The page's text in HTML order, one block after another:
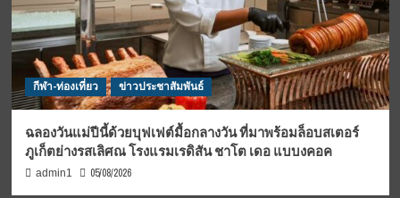
กีฬา-ท่องเที่ยว ข่าวประชาสัมพันธ์
ฉลองวันแม่ปีนี้ด้วยบุฟเฟต์มื้อกลางวัน ที่มาพร้อมล็อบสเตอร์
ภูเก็ตย่างรสเลิศณ โรงแรมเรดิสัน ชาโต เดอ แบบงคอค
admin1 05/08/2026